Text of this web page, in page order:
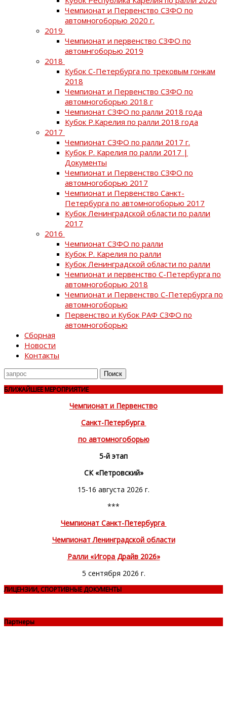
Чемпионат и Первенство СЗФО по
автомногоборью 2020 г.
2019
Чемпионат и первенство СЗФО по
автомнгоборью 2019
2018
Кубок С-Петербурга по трековым гонкам
2018
Чемпионат и Первенство СЗФО по
автомногоборью 2018 г
Чемпионат СЗФО по ралли 2018 года
Кубок Р.Карелия по ралли 2018 года
2017
Чемпионат СЗФО по ралли 2017 г.
Кубок Р. Карелия по ралли 2017 |
Документы
Чемпионат и Первенство СЗФО по
автомногоборью 2017
Чемпионат и Первенство Санкт-
Петербурга по автомногоборью 2017
Кубок Ленинградской области по ралли
2017
2016
Чемпионат СЗФО по ралли
Кубок Р. Карелия по ралли
Кубок Ленинградской области по ралли
Чемпионат и первенство С-Петербурга по
автомногоборью 2018
Чемпионат и Первенство С-Петербурга по
автомногоборью
Первенство и Кубок РАФ СЗФО по
автомногоборью
Сборная
Новости
Контакты
Поиск
для
БЛИЖАЙШЕЕ МЕРОПРИЯТИЕ
Чемпионат и Первенство
Санкт-Петербурга
по автомногоборью
5-й этап
СК «Петровский»
15-16 августа 2026 г.
***
Чемпионат Санкт-Петербурга
Чемпионат Ленинградской области
Ралли «Игора Драйв 2026»
5 сентября 2026 г.
ЛИЦЕНЗИИ, СПОРТИВНЫЕ ДОКУМЕНТЫ
Партнеры